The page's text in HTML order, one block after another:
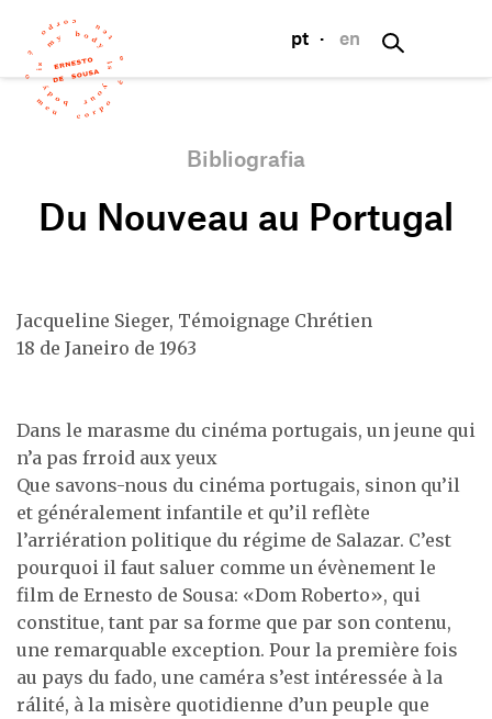
pt · en
Bibliografia
Du Nouveau au Portugal
Jacqueline Sieger, Témoignage Chrétien
18 de Janeiro de 1963
Dans le marasme du cinéma portugais, un jeune qui
n’a pas frroid aux yeux
Que savons-nous du cinéma portugais, sinon qu’il
et généralement infantile et qu’il reflète
l’arriération politique du régime de Salazar. C’est
pourquoi il faut saluer comme un évènement le
film de Ernesto de Sousa: «Dom Roberto», qui
constitue, tant par sa forme que par son contenu,
une remarquable exception. Pour la première fois
au pays du fado, une caméra s’est intéressée à la
rálité, à la misère quotidienne d’un peuple que